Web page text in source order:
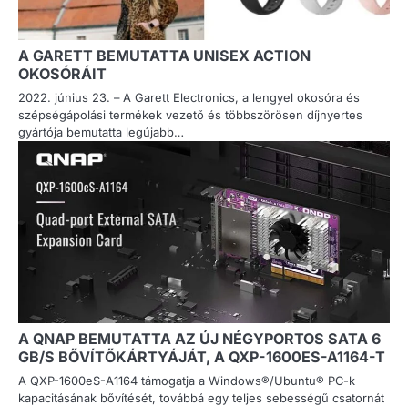
A GARETT BEMUTATTA UNISEX ACTION
OKOSÓRÁIT
2022. június 23. – A Garett Electronics, a lengyel okosóra és
szépségápolási termékek vezető és többszörösen díjnyertes
gyártója bemutatta legújabb…
A QNAP BEMUTATTA AZ ÚJ NÉGYPORTOS SATA 6
GB/S BŐVÍTŐKÁRTYÁJÁT, A QXP-1600ES-A1164-T
A QXP-1600eS-A1164 támogatja a Windows®/Ubuntu® PC-k
kapacitásának bővítését, továbbá egy teljes sebességű csatornát